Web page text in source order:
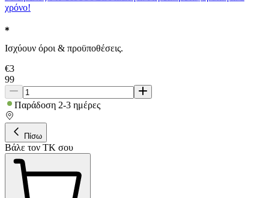
χρόνο!
Ισχύουν όροι & προϋποθέσεις.
€3
99
Παράδοση 2-3 ημέρες
Πίσω
Βάλε τον ΤΚ σου